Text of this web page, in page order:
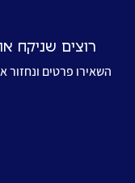
רוצים שניקח
השאירו פרטים ונחזור